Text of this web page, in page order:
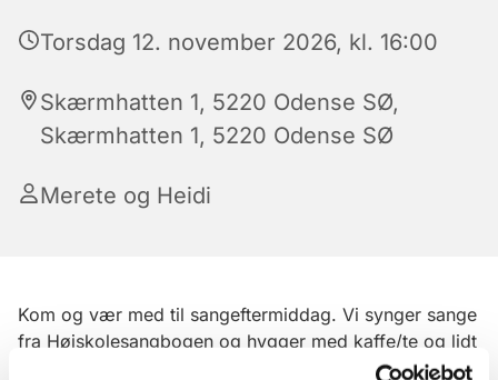
Torsdag 12. november 2026, kl. 16:00
Skærmhatten 1, 5220 Odense SØ,
Skærmhatten 1, 5220 Odense SØ
Merete og Heidi
Kom og vær med til sangeftermiddag. Vi synger sange
fra Højskolesangbogen og hygger med kaffe/te og lidt